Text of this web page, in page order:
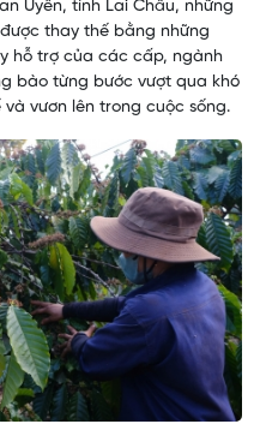
Uyên, tỉnh Lai Châu, những
thay thế bằng những
hỗ trợ của các cấp, ngành
bào từng bước vượt qua khó
vươn lên trong cuộc sống.